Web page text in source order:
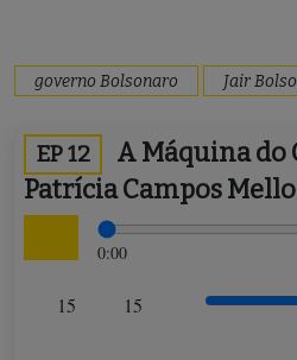
governo Bolsonaro Jair
EP 12
A Máquina do
Patrícia Campos Mello
0:00
15 15